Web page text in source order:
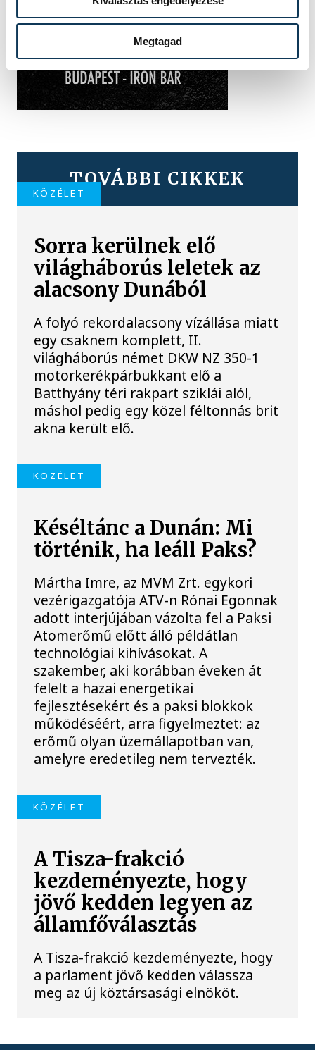
Megtagad
TOVÁBBI CIKKEK
KÖZÉLET
Sorra kerülnek elő
világháborús leletek az
alacsony Dunából
A folyó rekordalacsony vízállása miatt
egy csaknem komplett, II.
világháborús német DKW NZ 350-1
motorkerékpárbukkant elő a
Batthyány téri rakpart sziklái alól,
máshol pedig egy közel féltonnás brit
akna került elő.
KÖZÉLET
Késéltánc a Dunán: Mi
történik, ha leáll Paks?
Mártha Imre, az MVM Zrt. egykori
vezérigazgatója ATV-n Rónai Egonnak
adott interjújában vázolta fel a Paksi
Atomerőmű előtt álló példátlan
technológiai kihívásokat. A
szakember, aki korábban éveken át
felelt a hazai energetikai
fejlesztésekért és a paksi blokkok
működéséért, arra figyelmeztet: az
erőmű olyan üzemállapotban van,
amelyre eredetileg nem tervezték.
KÖZÉLET
A Tisza-frakció
kezdeményezte, hogy
jövő kedden legyen az
államfőválasztás
A Tisza-frakció kezdeményezte, hogy
a parlament jövő kedden válassza
meg az új köztársasági elnököt.